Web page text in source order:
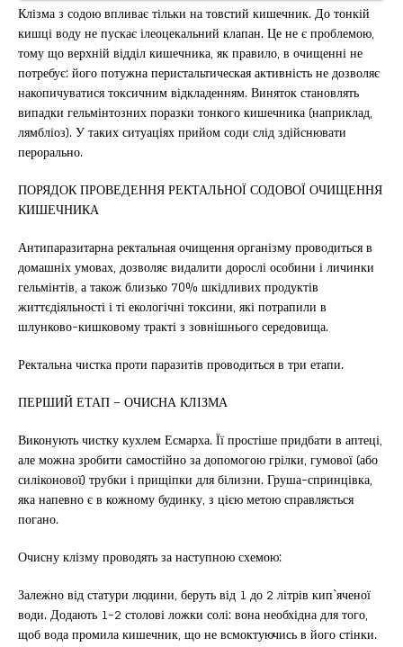
Клізма з содою впливає тільки на товстий кишечник. До тонкій
кишці воду не пускає ілеоцекальний клапан. Це не є проблемою,
тому що верхній відділ кишечника, як правило, в очищенні не
потребує: його потужна перистальтическая активність не дозволяє
накопичуватися токсичним відкладенням. Виняток становлять
випадки гельмінтозних поразки тонкого кишечника (наприклад,
лямбліоз). У таких ситуаціях прийом соди слід здійснювати
перорально.
ПОРЯДОК ПРОВЕДЕННЯ РЕКТАЛЬНОЇ СОДОВОЇ ОЧИЩЕННЯ
КИШЕЧНИКА
Антипаразитарна ректальная очищення організму проводиться в
домашніх умовах, дозволяє видалити дорослі особини і личинки
гельмінтів, а також близько 70% шкідливих продуктів
життєдіяльності і ті екологічні токсини, які потрапили в
шлунково-кишковому тракті з зовнішнього середовища.
Ректальна чистка проти паразитів проводиться в три етапи.
ПЕРШИЙ ЕТАП – ОЧИСНА КЛІЗМА
Виконують чистку кухлем Есмарха. Її простіше придбати в аптеці,
але можна зробити самостійно за допомогою грілки, гумової (або
силіконової) трубки і прищіпки для білизни. Груша-спринцівка,
яка напевно є в кожному будинку, з цією метою справляється
погано.
Очисну клізму проводять за наступною схемою:
Залежно від статури людини, беруть від 1 до 2 літрів кип`яченої
води. Додають 1-2 столові ложки солі: вона необхідна для того,
щоб вода промила кишечник, що не всмоктуючись в його стінки.